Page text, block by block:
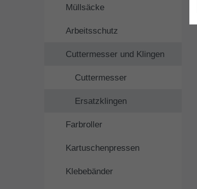
Müllsäcke
Arbeitsschutz
Cuttermesser und Klingen
Cuttermesser
Ersatzklingen
Farbroller
Kartuschenpressen
Klebebänder